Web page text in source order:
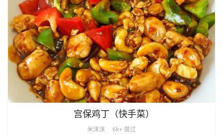
宫保鸡丁（快手菜）
米沫沫 6k+ 做过